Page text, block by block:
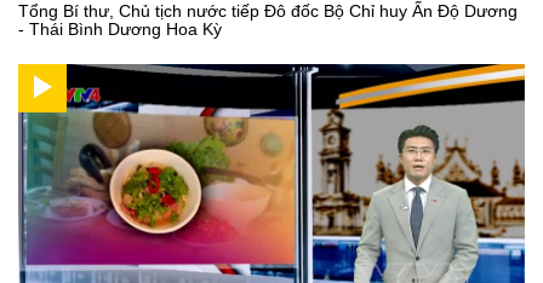
Tổng Bí thư, Chủ tịch nước tiếp Đô đốc Bộ Chỉ huy Ấn Độ Dương
- Thái Bình Dương Hoa Kỳ